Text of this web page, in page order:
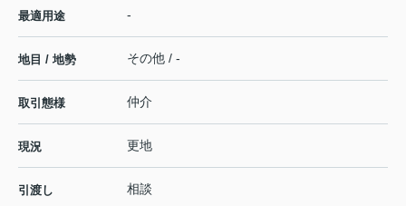
最適用途 -
地目 / 地勢 その他 / -
取引態様 仲介
現況 更地
引渡し 相談